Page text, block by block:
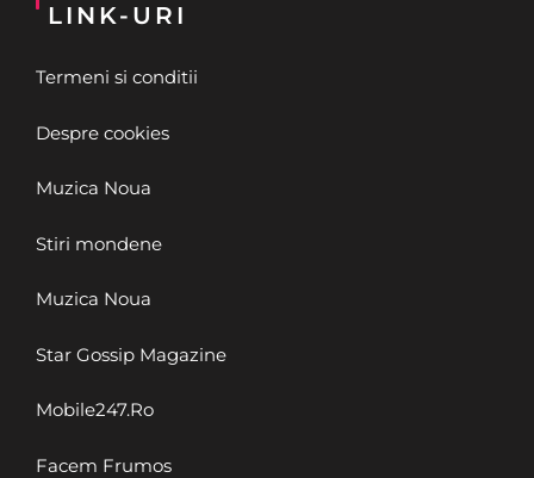
LINK-URI
Termeni si conditii
Despre cookies
Muzica Noua
Stiri mondene
Muzica Noua
Star Gossip Magazine
Mobile247.Ro
Facem Frumos